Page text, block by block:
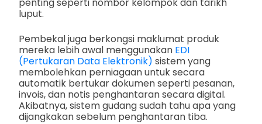
luput.
Pembekal juga berkongsi maklumat produk
mereka lebih awal menggunakan EDI
(Pertukaran Data Elektronik) sistem yang
membolehkan perniagaan untuk secara
automatik bertukar dokumen seperti pesanan,
invois, dan notis penghantaran secara digital.
Akibatnya, sistem gudang sudah tahu apa yang
dijangkakan sebelum penghantaran tiba.